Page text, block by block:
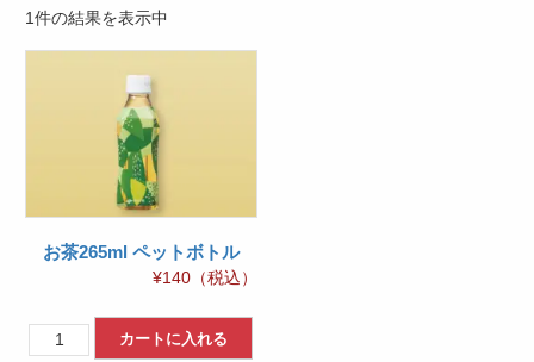
1件の結果を表示中
お茶265ml ペットボトル
¥140（税込）
カートに入れる